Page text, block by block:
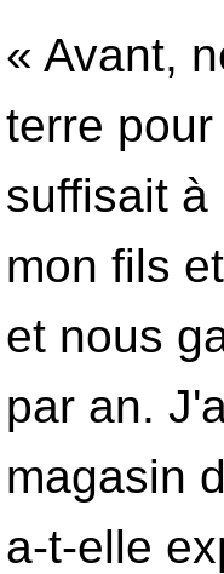
« Avant,
terre
suffisait à
mon fils
et nous
par an.
magasin
a-t-elle